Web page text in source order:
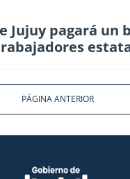
Jujuy pagará un
PÁGINA ANTERIOR